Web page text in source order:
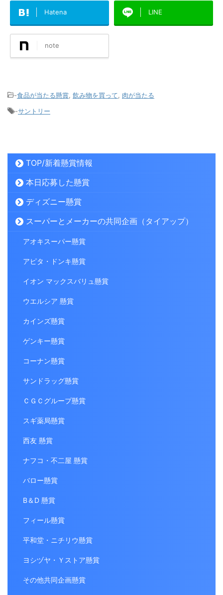
Hatena LINE
note
-食品が当たる懸賞 飲み物を買って
肉が当たる
-サントリー
TOP/新着懸賞情報
本日応募した懸賞
ディズニー懸賞
スーパーとメーカーの共同企画（タイアップ）
アオキスーパー懸賞
アピタ・ドンキ懸賞
イオン マックスバリュ懸賞
ウエルシア 懸賞
カインズ懸賞
ゲンキー懸賞
コーナン懸賞
サンドラッグ懸賞
ＣＧＣグループ懸賞
スギ薬局懸賞
西友 懸賞
ナフコ・不二屋 懸賞
バロー懸賞
B＆D 懸賞
フィール懸賞
平和堂・ニチリウ懸賞
ヨシヅヤ・Ｙストア懸賞
その他共同企画懸賞